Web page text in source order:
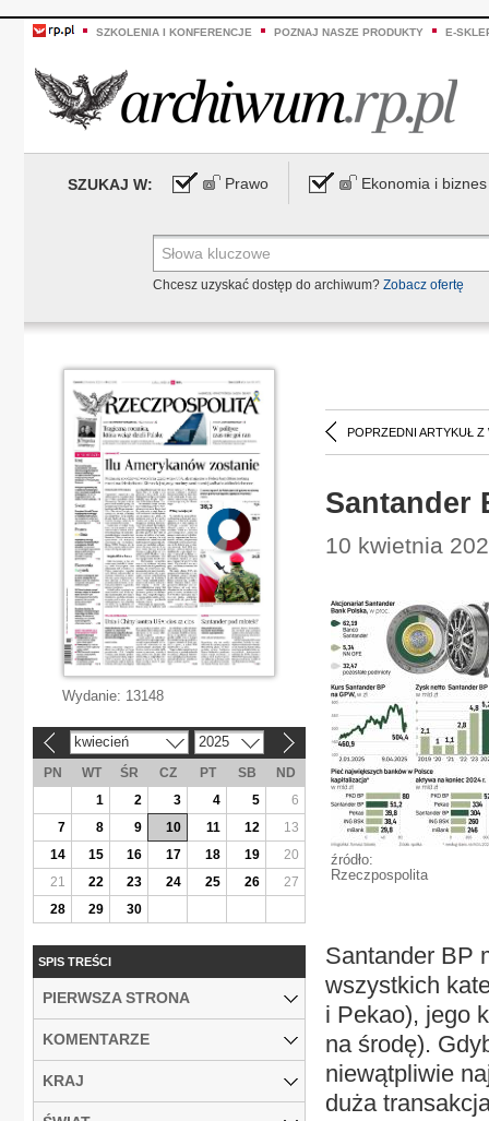
SZKOLENIA I KONFERENCJE POZNAJ NASZE PRODUKTY E-
SZUKAJ W: Prawo Ekonomia i biznes
Chcesz uzyskać dostęp do archiwum? Zobacz ofertę
POPRZEDNI ARTYKUŁ Z
Santander
10 kwietnia
źródło:
Rzeczpospolita
Santander BP
wszystkich
i Pekao), jego
na środę).
niewątpliwie
duża
Wydanie: 13148
kwiecień 2025
PN WT ŚR CZ PT SB
ND
1
2 3 4 5
6
7
8 9 10 11 12
13
14
15 16 17 18 19
20
21
22 23 24 25 26
27
28
29 30
SPIS TREŚCI
PIERWSZA STRONA
KOMENTARZE
KRAJ